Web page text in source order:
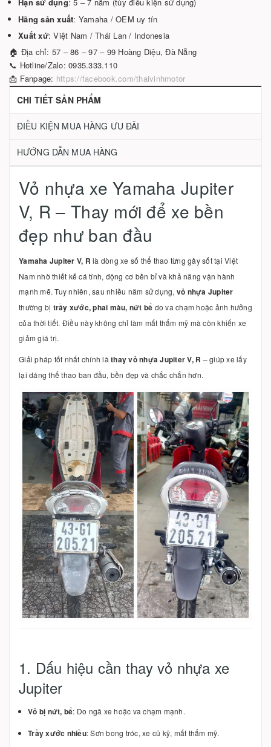
Hạn sử dụng: 5 – 7 năm (tùy điều kiện sử dụng)
Hãng sản xuất: Yamaha / OEM uy tín
Xuất xứ: Việt Nam / Thái Lan / Indonesia
🏠 Địa chỉ: 57 – 86 – 97 – 99 Hoàng Diệu, Đà Nẵng
📞 Hotline/Zalo: 0935.333.110
📩 Fanpage: https://facebook.com/thaivinhmotor
CHI TIẾT SẢN PHẨM
ĐIỀU KIỆN MUA HÀNG ƯU ĐÃI
HƯỚNG DẪN MUA HÀNG
Vỏ nhựa xe Yamaha Jupiter
V, R – Thay mới để xe bền
đẹp như ban đầu
Yamaha Jupiter V, R là dòng xe số thể thao từng gây sốt tại Việt
Nam nhờ thiết kế cá tính, động cơ bền bỉ và khả năng vận hành
mạnh mẽ. Tuy nhiên, sau nhiều năm sử dụng, vỏ nhựa Jupiter
thường bị trầy xước, phai màu, nứt bể do va chạm hoặc ảnh hưởng
của thời tiết. Điều này không chỉ làm mất thẩm mỹ mà còn khiến xe
giảm giá trị.
Giải pháp tốt nhất chính là thay vỏ nhựa Jupiter V, R – giúp xe lấy
lại dáng thể thao ban đầu, bền đẹp và chắc chắn hơn.
1. Dấu hiệu cần thay vỏ nhựa xe
Jupiter
Vỏ bị nứt, bể: Do ngã xe hoặc va chạm mạnh.
Trầy xước nhiều: Sơn bong tróc, xe cũ kỹ, mất thẩm mỹ.